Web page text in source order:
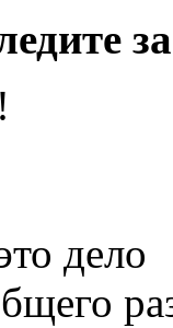
дело